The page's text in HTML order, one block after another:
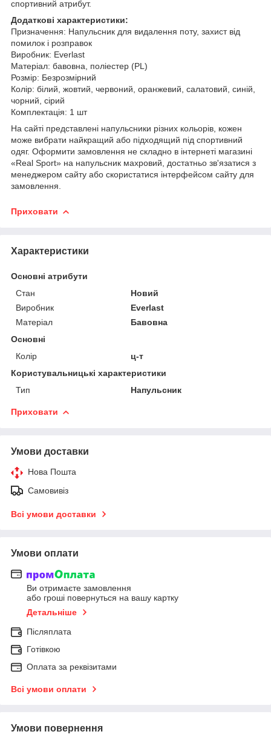
спортивний атрибут.
Додаткові характеристики:
Призначення: Напульсник для видалення поту, захист від
помилок і розправок
Виробник: Everlast
Матеріал: бавовна, поліестер (PL)
Розмір: Безрозмірний
Колір: білий, жовтий, червоний, оранжевий, салатовий, синій,
чорний, сірий
Комплектація: 1 шт
На сайті представлені напульсники різних кольорів, кожен
може вибрати найкращий або підходящий під спортивний
одяг. Оформити замовлення не складно в інтернеті магазині
«Real Sport» на напульсник махровий, достатньо зв'язатися з
менеджером сайту або скористатися інтерфейсом сайту для
замовлення.
Приховати
Характеристики
Основні атрибути
Стан
Новий
Виробник
Everlast
Матеріал
Бавовна
Основні
Колір
ц-т
Користувальницькі характеристики
Тип
Напульсник
Приховати
Умови доставки
Нова Пошта
Самовивіз
Всі умови доставки
Умови оплати
Ви отримаєте замовлення
або гроші повернуться на вашу картку
Детальніше
Післяплата
Готівкою
Оплата за реквізитами
Всі умови оплати
Умови повернення